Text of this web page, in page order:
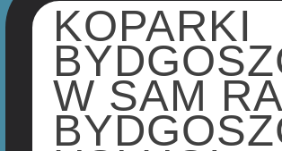
KOPARKI
W SAM